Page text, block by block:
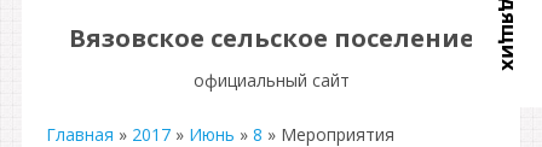
Вязовское сельское поселение
официальный сайт
Главная » 2017 » Июнь » 8 » Мероприятия